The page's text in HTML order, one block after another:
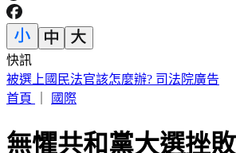
快訊
快訊／新北工安意外！水電工失足急墜
首頁
國際
無懼共和黨大選挫